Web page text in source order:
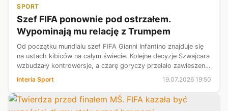
SPORT
Szef FIFA ponownie pod ostrzałem.
Wypominają mu relację z Trumpem
Od początku mundialu szef FIFA Gianni Infantino znajduje się
na ustach kibiców na całym świecie. Kolejne decyzje Szwajcara
wzbudzały kontrowersje, a czarę goryczy przelało zawieszenie
kary dla ukaranego czerwoną kartką Folarina Baloguna, co
nastąpiło...
Interia Sport 19.07.2026 19:50